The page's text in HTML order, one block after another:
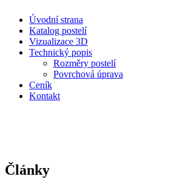
Úvodní strana
Katalog postelí
Vizualizace 3D
Technický popis
Rozměry postelí
Povrchová úprava
Ceník
Kontakt
Články